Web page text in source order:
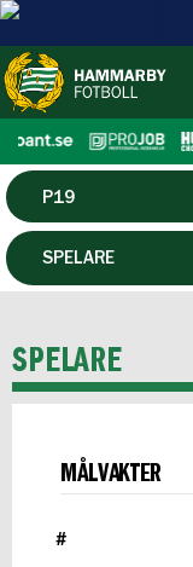
HERR
HTFF
P19
SPELARE
SPELARE
MÅLVAKTER
#